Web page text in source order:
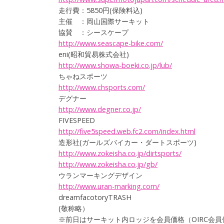
走行費：5850円(保険料込)
主催 ：岡山国際サーキット
協賛 ：シースケープ
http://www.seascape-bike.com/
eni(昭和貿易株式会社)
http://www.showa-boeki.co.jp/lub/
ちゃねスポーツ
http://www.chsports.com/
デグナー
http://www.degner.co.jp/
FIVESPEED
http://five5speed.web.fc2.com/index.html
造形社(ガールズバイカー・ダートスポーツ)
http://www.zokeisha.co.jp/dirtsports/
http://www.zokeisha.co.jp/gb/
ウランマーキングデザイン
http://www.uran-marking.com/
dreamfacotoryTRASH
(敬称略）
※前日はサーキット内ロッジを会員価格（OIRC会員